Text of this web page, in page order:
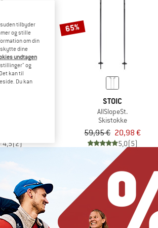
4,5(2)
65%
STOIC
AllSlopeSt.
Skistokke
59,95 € 20,98 €
5,0(5)
tilbyder
og stille
om din
dine
undtagen
og
kan til
Du kan